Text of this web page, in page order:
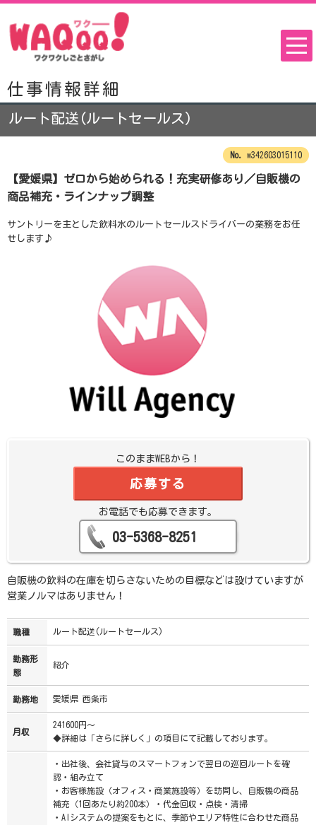
仕事情報詳細
ルート配送(ルートセールス)
w342603015110
【愛媛県】ゼロから始められる！充実研修あり／自販機の
商品補充・ラインナップ調整
サントリーを主とした飲料水のルートセールスドライバーの業務をお任
せします♪
このままWEBから！
応募する
お電話でも応募できます。
03-5368-8251
自販機の飲料の在庫を切らさないための目標などは設けていますが
営業ノルマはありません！
職種 ルート配送(ルートセールス)
勤務形
態
紹介
勤務地 愛媛県 西条市
月収
241600円～
◆詳細は「さらに詳しく」の項目にて記載しております。
・出社後、会社貸与のスマートフォンで翌日の巡回ルートを確
認・組み立て
・お客様施設（オフィス・商業施設等）を訪問し、自販機の商品
補充（1回あたり約200本）・代金回収・点検・清掃
・AIシステムの提案をもとに、季節やエリア特性に合わせた商品